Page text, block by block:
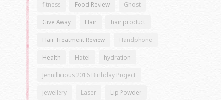
fitness Food Review Ghost
Give Away Hair hair product
Hair Treatment Review Handphone
Health Hotel hydration
Jennillicious 2016 Birthday Project
jewellery Laser Lip Powder